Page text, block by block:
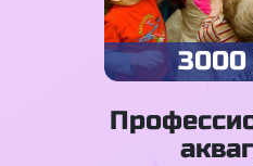
3000